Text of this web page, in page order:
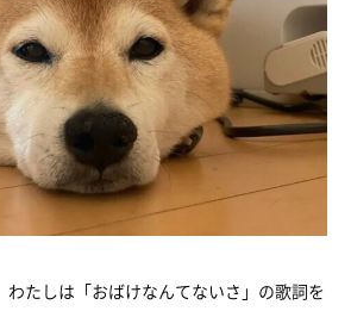
わたしは「おばけなんてないさ」の歌詞を